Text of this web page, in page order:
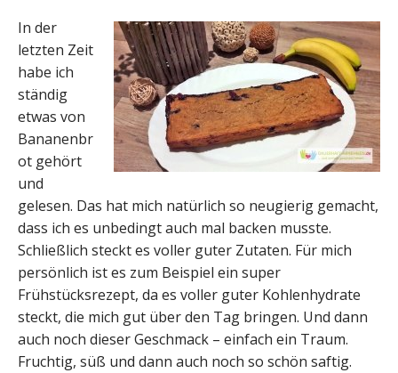
In der
letzten Zeit
habe ich
ständig
etwas von
Bananenbr
ot gehört
und
gelesen. Das hat mich natürlich so neugierig gemacht,
dass ich es unbedingt auch mal backen musste.
Schließlich steckt es voller guter Zutaten. Für mich
persönlich ist es zum Beispiel ein super
Frühstücksrezept, da es voller guter Kohlenhydrate
steckt, die mich gut über den Tag bringen. Und dann
auch noch dieser Geschmack – einfach ein Traum.
Fruchtig, süß und dann auch noch so schön saftig.